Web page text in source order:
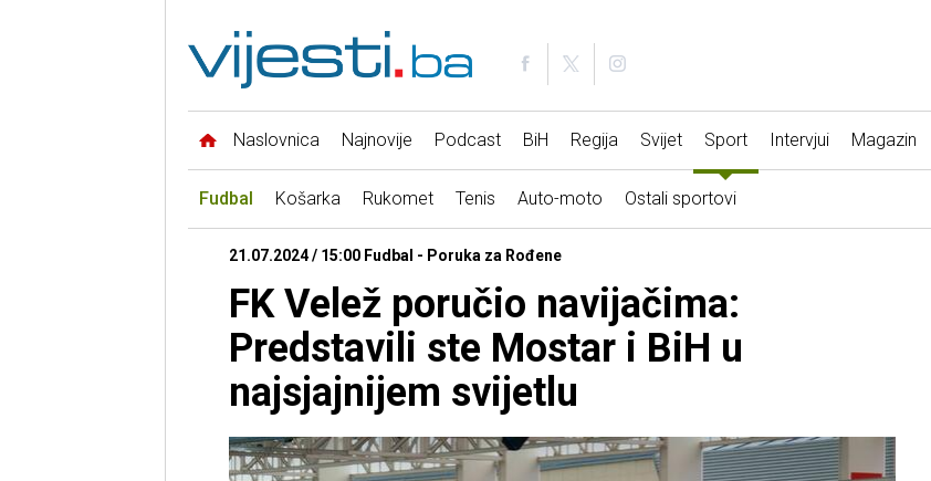
Naslovnica Najnovije Podcast BiH Regija Svijet Sport Intervjui Magazin
Fudbal Košarka Rukomet Tenis Auto-moto Ostali sportovi
21.07.2024 / 15:00 Fudbal - Poruka za Rođene
FK Velež poručio navijačima:
Predstavili ste Mostar i BiH u
najsjajnijem svijetlu